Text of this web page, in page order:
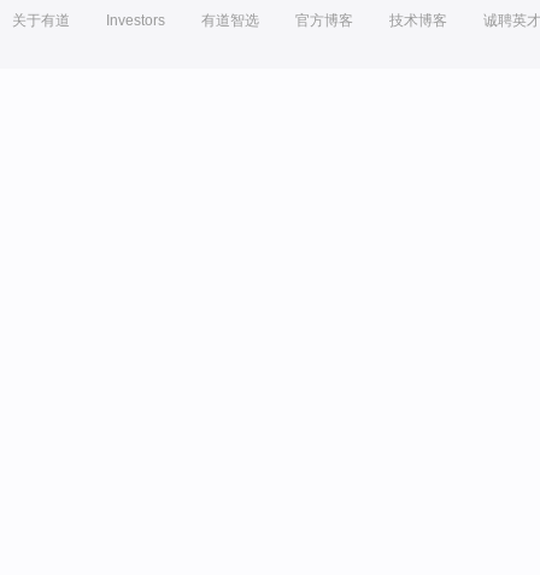
关于有道 Investors 有道智选 官方博客 技术博客 诚聘英才